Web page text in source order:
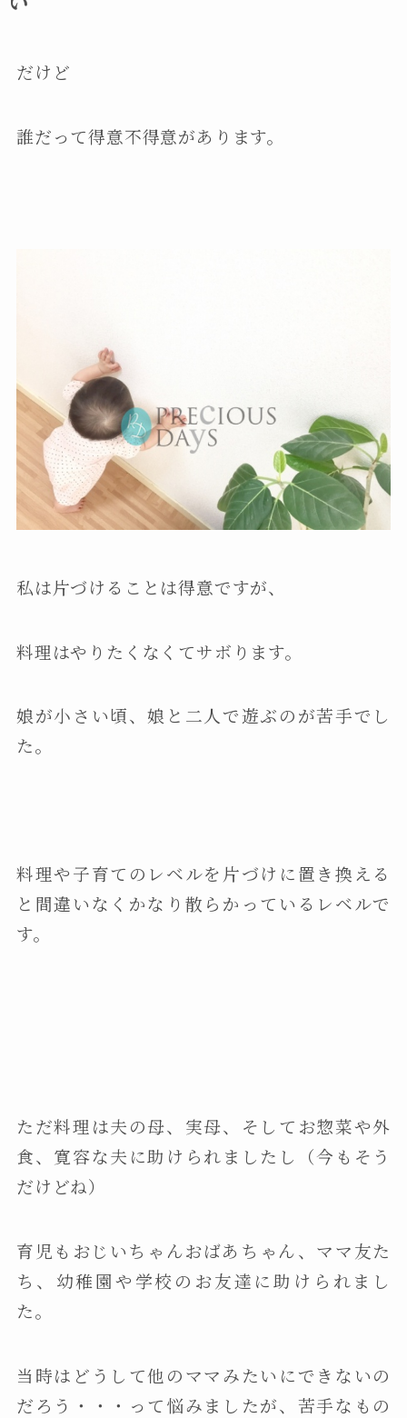
だけど
誰だって得意不得意があります。
私は片づけることは得意ですが、
料理はやりたくなくてサボります。
娘が小さい頃、娘と二人で遊ぶのが苦手でし
た。
料理や子育てのレベルを片づけに置き換える
と間違いなくかなり散らかっているレベルで
す。
ただ料理は夫の母、実母、そしてお惣菜や外
食、寛容な夫に助けられましたし（今もそう
だけどね）
育児もおじいちゃんおばあちゃん、ママ友た
ち、幼稚園や学校のお友達に助けられまし
た。
当時はどうして他のママみたいにできないの
だろう・・・って悩みましたが、苦手なもの